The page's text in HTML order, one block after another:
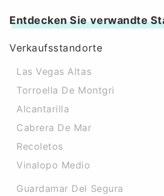
Entdecken Sie verwandte
Verkaufsstandorte
Las Vegas Altas
Torroella De Montgri
Alcantarilla
Cabrera De Mar
Recoletos
Vinalopo Medio
Guardamar Del Segura